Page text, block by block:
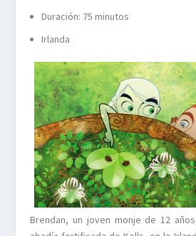
Duración: 75 minutos
Irlanda
Brendan, un joven monje de 12